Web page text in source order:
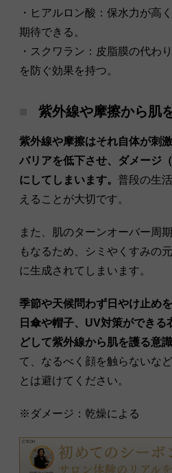
・ヒアルロン酸：保水力が高
期待できる。
・スクワラン：皮脂膜の代わ
を防ぐ効果を持つ。
紫外線や摩擦から肌
紫外線や摩擦はそれ自体が刺
バリアを低下させ、ダメージ
にしてしまいます。 普段の生
えることが大切です。
また、肌のターンオーバー周
もなるため、シミやくすみの
に生成されてしまいます。
季節や天候問わず日やけ止め
日傘や帽子、UV対策ができ
どして紫外線から肌を護る意
て、なるべく顔を触らないな
とは避けてください。
※ダメージ：乾燥による